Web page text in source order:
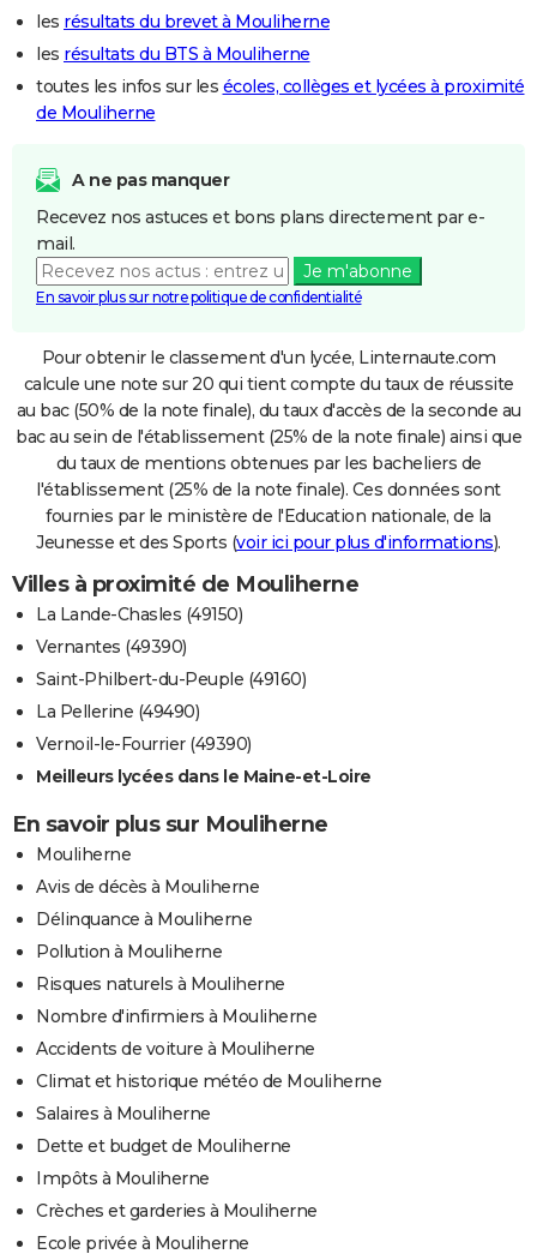
les résultats du brevet à Mouliherne
les résultats du BTS à Mouliherne
toutes les infos sur les écoles, collèges et lycées à proximité
de Mouliherne
A ne pas manquer
Recevez nos astuces et bons plans directement par e-
mail.
Je m'abonne
En savoir plus sur notre politique de confidentialité
Pour obtenir le classement d'un lycée, Linternaute.com
calcule une note sur 20 qui tient compte du taux de réussite
au bac (50% de la note finale), du taux d'accès de la seconde au
bac au sein de l'établissement (25% de la note finale) ainsi que
du taux de mentions obtenues par les bacheliers de
l'établissement (25% de la note finale). Ces données sont
fournies par le ministère de l'Education nationale, de la
Jeunesse et des Sports (voir ici pour plus d'informations).
Villes à proximité de Mouliherne
La Lande-Chasles (49150)
Vernantes (49390)
Saint-Philbert-du-Peuple (49160)
La Pellerine (49490)
Vernoil-le-Fourrier (49390)
Meilleurs lycées dans le Maine-et-Loire
En savoir plus sur Mouliherne
Mouliherne
Avis de décès à Mouliherne
Délinquance à Mouliherne
Pollution à Mouliherne
Risques naturels à Mouliherne
Nombre d'infirmiers à Mouliherne
Accidents de voiture à Mouliherne
Climat et historique météo de Mouliherne
Salaires à Mouliherne
Dette et budget de Mouliherne
Impôts à Mouliherne
Crèches et garderies à Mouliherne
Ecole privée à Mouliherne